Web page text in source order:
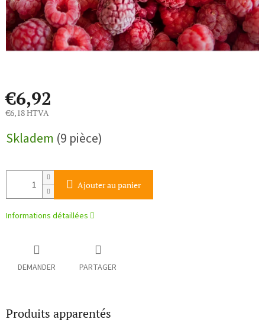
€6,92
€6,18 HTVA
de
Skladem (9 pièce)
Ajouter au panier
Informations détaillées
DEMANDER PARTAGER
Produits apparentés